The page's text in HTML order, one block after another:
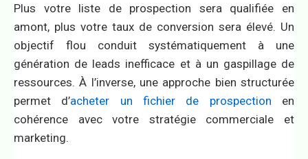
Plus votre liste de prospection sera qualifiée en
amont, plus votre taux de conversion sera élevé. Un
objectif flou conduit systématiquement à une
génération de leads inefficace et à un gaspillage de
ressources. À l’inverse, une approche bien structurée
permet d’acheter un fichier de prospection en
cohérence avec votre stratégie commerciale et
marketing.